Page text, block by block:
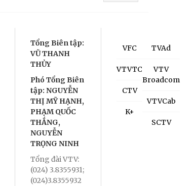
Tổng Biên tập:
VŨ THANH
THỦY
Phó Tổng Biên
tập: NGUYỄN
THỊ MỸ HẠNH,
PHẠM QUỐC
THẮNG,
NGUYỄN
TRỌNG NINH
Tổng đài VTV:
(024) 3.8355931;
(024)3.8355932
VFC
VTVTC
CTV
K+
TVAd
VTV
Broadcom
VTVCab
SCTV